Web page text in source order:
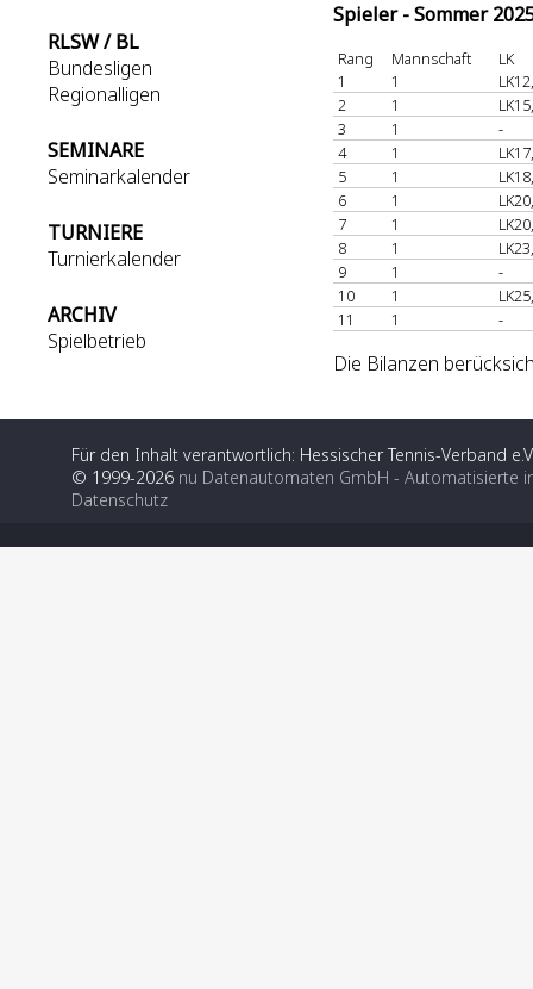
RLSW / BL
Bundesligen
Regionalligen
SEMINARE
Seminarkalender
TURNIERE
Turnierkalender
ARCHIV
Spielbetrieb
Spieler - Sommer
Rang Mannschaft
LK
1
1
2
1
3
1
-
4
1
5
1
6
1
7
1
8
1
9
1
-
10
1
11
1 -
Die Bilanzen
Für den Inhalt verantwortlich: Hessischer Tennis-Verband
© 1999-2026 nu Datenautomaten GmbH - Automatisierte
Datenschutz